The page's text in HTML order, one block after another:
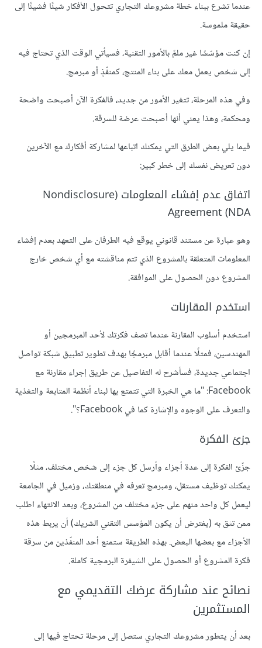
عندما تشرع ببناء خطة مشروعك التجاري تتحول الأفكار شيئًا فشيئًا إلى
حقيقة ملموسة.
إن كنت مؤسّسًا غير ملمّ بالأمور التقنية، فسيأتي الوقت الذي تحتاج فيه
إلى شخص يعمل معك على بناء المنتج، كمنفّذٍ أو مبرمج.
وفي هذه المرحلة، تتغير الأمور من جديد، فالفكرة الآن أصبحت واضحة
ومحكمة، وهذا يعني أنها أصبحت عرضة للسرقة.
فيما يلي بعض الطرق التي يمكنك اتباعها لمشاركة أفكارك مع الآخرين
دون تعريض نفسك إلى خطر كبير:
اتفاق عدم إفشاء المعلومات (Nondisclosure
Agreement (NDA
وهو عبارة عن مستند قانوني يوقع فيه الطرفان على التعهد بعدم إفشاء
المعلومات المتعلقة بالمشروع الذي تتم مناقشته مع أي شخص خارج
المشروع دون الحصول على الموافقة.
استخدم المقارنات
استخدم أسلوب المقارنة عندما تصف فكرتك لأحد المبرمجين أو
المهندسين، فمثلًا عندما أقابل مبرمجًا بهدف تطوير تطبيق شبكة تواصل
اجتماعي جديدة، فسأشرح له التفاصيل عن طريق إجراء مقارنة مع
Facebook: "ما هي الخبرة التي تتمتع بها لبناء أنظمة المتابعة والتغذية
والتعرف على الوجوه والإشارة كما في Facebook؟".
جزئ الفكرة
جزّئ الفكرة إلى عدة أجزاء وأرسل كل جزء إلى شخص مختلف، مثلًا
يمكنك توظيف مستقل، ومبرمج تعرفه في منطقتك، وزميل في الجامعة
ليعمل كل واحد منهم على جزء مختلف من المشروع، وبعد الانتهاء اطلب
ممن تثق به (يفترض أن يكون المؤسس التقني الشريك) أن يربط هذه
الأجزاء مع بعضها البعض. بهذه الطريقة ستمنع أحد المنفّذين من سرقة
فكرة المشروع أو الحصول على الشيفرة البرمجية كاملة.
نصائح عند مشاركة عرضك التقديمي مع
المستثمرين
بعد أن يتطور مشروعك التجاري ستصل إلى مرحلة تحتاج فيها إلى